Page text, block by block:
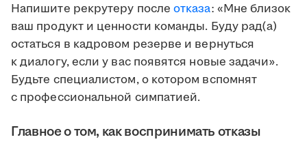
Напишите рекрутеру послеотказа: «Мне близок
ваш продукт и ценности команды. Буду рад(а)
остаться в кадровом резерве и вернуться
к диалогу, если у вас появятся новые задачи».
Будьте специалистом, о котором вспомнят
с профессиональной симпатией.
Главное о том, как воспринимать отказы